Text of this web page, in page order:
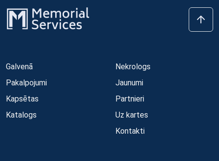
Galvenā
Pakalpojumi
Kapsētas
Katalogs
Nekrologs
Jaunumi
Partnieri
Uz kartes
Kontakti